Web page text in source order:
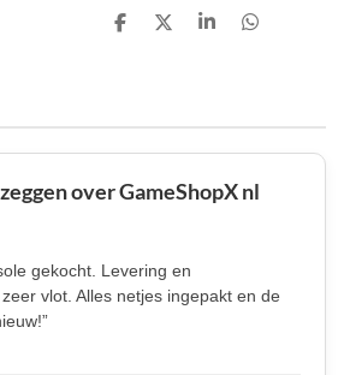
D
D
S
D
over GameShopX nl
gekocht. Levering en
vlot. Alles netjes ingepakt en de